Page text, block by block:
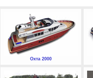
Охта 2000